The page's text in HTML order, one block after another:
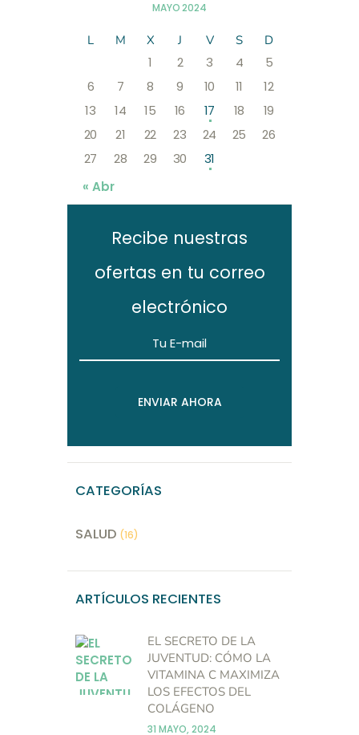
MAYO 2024
L M X J V S D
1 2 3 4
5
6
7 8 9 10 11
12
13
14 15 16 17 18
19
20
21 22 23 24 25
26
27
28 29 30
31
« Abr
Recibe nuestras
ofertas en tu correo
electrónico
CATEGORÍAS
SALUD (16)
ARTÍCULOS RECIENTES
EL SECRETO DE LA
JUVENTUD: CÓMO LA
VITAMINA C MAXIMIZA
LOS EFECTOS DEL
COLÁGENO
31 MAYO, 2024